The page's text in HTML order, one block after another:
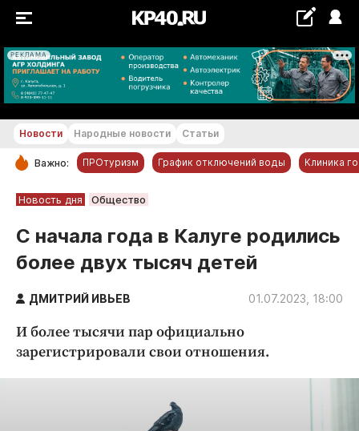
РЕКЛАМА
+18...+19 °С
РУБРИКИ
Новости компаний
Статьи
Народные новости
Благоустройство
Недвижимость и ЖКХ
Новости Народные новости Статьи
Важно: ПРОтуризм График отключений воды Клиника
Новость дня Общество
С начала года в Калуге родились
более двух тысяч детей
ДМИТРИЙ ИВЬЕВ 01.07.2023, 18:00
И более тысячи пар официально
зарегистрировали свои отношения.